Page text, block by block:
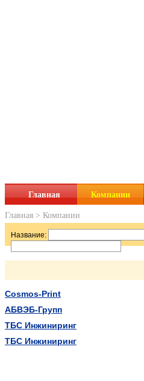
Главная Компании
Главная > Компании
Название:
Cosmos-Print
АБВЭБ-Групп
ТБС Инжиниринг
ТБС Инжиниринг